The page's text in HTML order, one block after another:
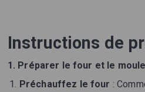
Instructions de
1. Préparer le four et le moule
Préchauffez le four :